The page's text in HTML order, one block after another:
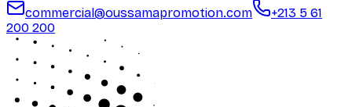
commercial@oussamapromotion.com
+213 5 61
200 200